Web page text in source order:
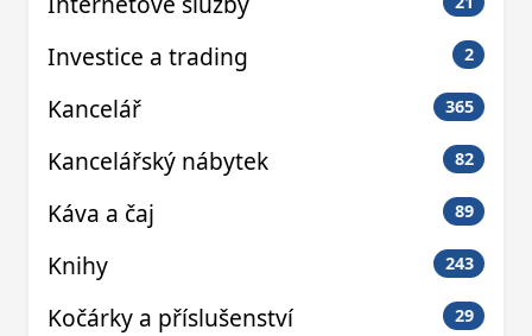
Investice a trading 2
Kancelář 365
Kancelářský nábytek 82
Káva a čaj 89
Knihy 243
Kočárky a příslušenství 29